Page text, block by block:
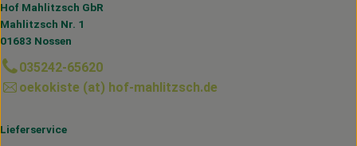
Hof Mahlitzsch GbR
Mahlitzsch Nr. 1
01683 Nossen
035242-65620
oekokiste (at) hof-mahlitzsch.de
Lieferservice